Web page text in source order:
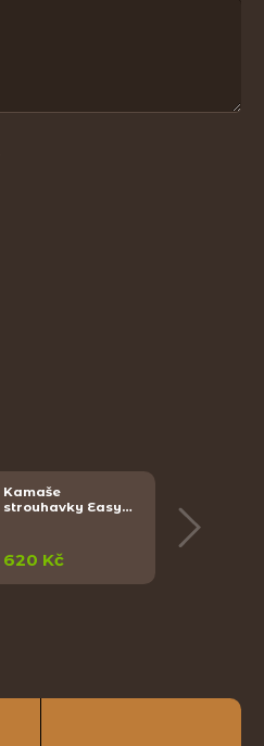
Kamaše
strouhavky Easy…
620 Kč